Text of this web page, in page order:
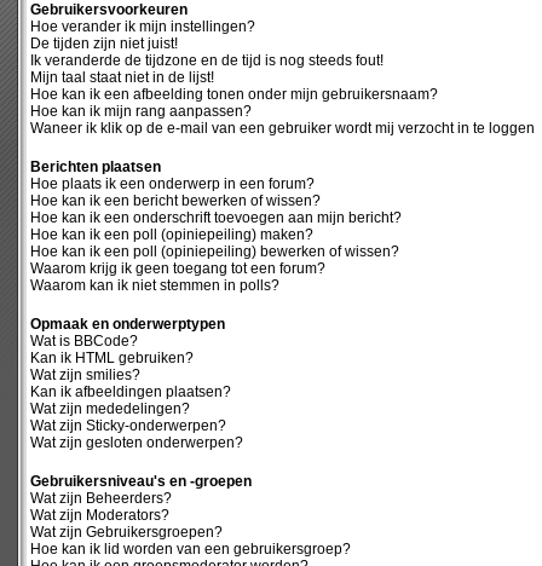
Gebruikersvoorkeuren
Hoe verander ik mijn instellingen?
De tijden zijn niet juist!
Ik veranderde de tijdzone en de tijd is nog steeds fout!
Mijn taal staat niet in de lijst!
Hoe kan ik een afbeelding tonen onder mijn gebruikersnaam?
Hoe kan ik mijn rang aanpassen?
Waneer ik klik op de e-mail van een gebruiker wordt mij verzocht in te loggen
Berichten plaatsen
Hoe plaats ik een onderwerp in een forum?
Hoe kan ik een bericht bewerken of wissen?
Hoe kan ik een onderschrift toevoegen aan mijn bericht?
Hoe kan ik een poll (opiniepeiling) maken?
Hoe kan ik een poll (opiniepeiling) bewerken of wissen?
Waarom krijg ik geen toegang tot een forum?
Waarom kan ik niet stemmen in polls?
Opmaak en onderwerptypen
Wat is BBCode?
Kan ik HTML gebruiken?
Wat zijn smilies?
Kan ik afbeeldingen plaatsen?
Wat zijn mededelingen?
Wat zijn Sticky-onderwerpen?
Wat zijn gesloten onderwerpen?
Gebruikersniveau's en -groepen
Wat zijn Beheerders?
Wat zijn Moderators?
Wat zijn Gebruikersgroepen?
Hoe kan ik lid worden van een gebruikersgroep?